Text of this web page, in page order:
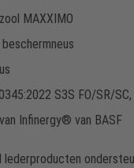
MAXXIMO
S3S FO/SR/
Infinergy® van BASF
lederproducten